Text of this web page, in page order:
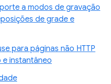
a modos de gravação
de grade e
para páginas não HTTP
instantâneo